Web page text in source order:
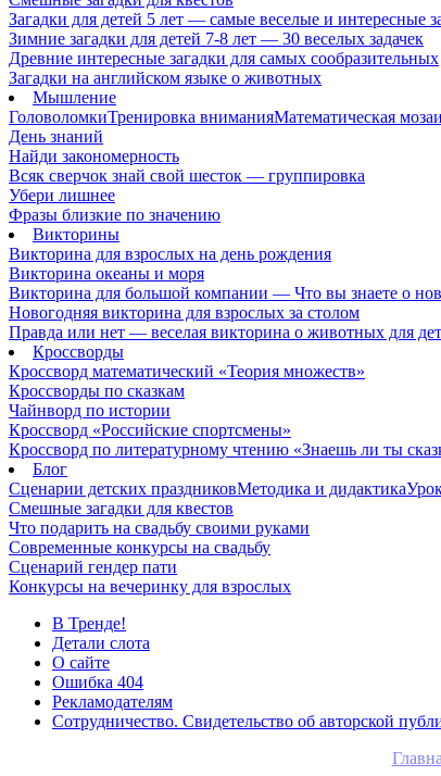
Загадки для детей 5 лет — самые веселые и интересные
Зимние загадки для детей 7-8 лет — 30 веселых задачек
Древние интересные загадки для самых сообразительных
Загадки на английском языке о животных
Мышление
ГоловоломкиТренировка вниманияМатематическая
День знаний
Найди закономерность
Всяк сверчок знай свой шесток — группировка
Убери лишнее
Фразы близкие по значению
Викторины
Викторина для взрослых на день рождения
Викторина океаны и моря
Викторина для большой компании — Что вы знаете о
Новогодняя викторина для взрослых за столом
Правда или нет — веселая викторина о животных для
Кроссворды
Кроссворд математический «Теория множеств»
Кроссворды по сказкам
Чайнворд по истории
Кроссворд «Российские спортсмены»
Кроссворд по литературному чтению «Знаешь ли ты
Блог
Сценарии детских праздниковМетодика и дидактика
Смешные загадки для квестов
Что подарить на свадьбу своими руками
Современные конкурсы на свадьбу
Сценарий гендер пати
Конкурсы на вечеринку для взрослых
В Тренде!
Детали слота
О сайте
Ошибка 404
Рекламодателям
Сотрудничество. Свидетельство об авторской